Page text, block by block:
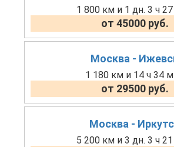
1 800 км и 1 дн. 3 ч
от 45000 руб.
Москва -
1 180 км и 14 ч 34
от 29500 руб.
Москва -
5 200 км и 3 дн. 3 ч